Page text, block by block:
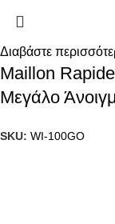
Διαβάστε
Maillon
Μεγάλο
SKU: WI-100GO